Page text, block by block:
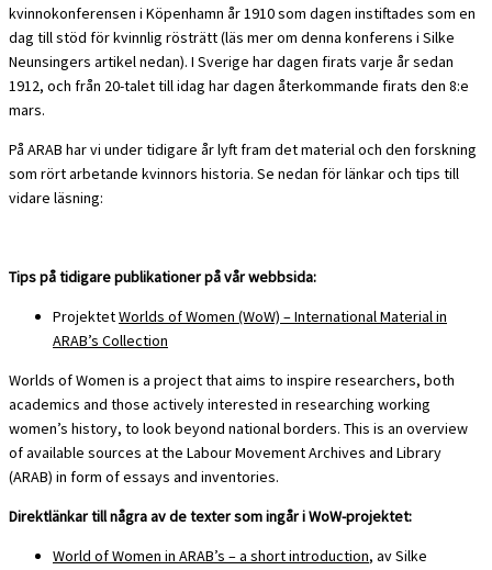
kvinnokonferensen i Köpenhamn år 1910 som dagen instiftades som en
dag till stöd för kvinnlig rösträtt (läs mer om denna konferens i Silke
Neunsingers artikel nedan). I Sverige har dagen firats varje år sedan
1912, och från 20-talet till idag har dagen återkommande firats den 8:e
mars.
På ARAB har vi under tidigare år lyft fram det material och den forskning
som rört arbetande kvinnors historia. Se nedan för länkar och tips till
vidare läsning:
Tips på tidigare publikationer på vår webbsida:
ProjektetWorlds of Women (WoW) – International Material in
ARAB’s Collection
Worlds of Women is a project that aims to inspire researchers, both
academics and those actively interested in researching working
women’s history, to look beyond national borders. This is an overview
of available sources at the Labour Movement Archives and Library
(ARAB) in form of essays and inventories.
Direktlänkar till några av de texter som ingår i WoW-projektet:
World of Women in ARAB’s – a short introduction, av Silke